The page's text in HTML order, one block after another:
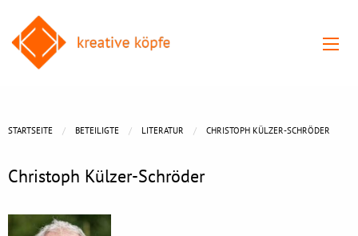
STARTSEITE BETEILIGTE LITERATUR CHRISTOPH KÜLZER-SCHRÖDER
Christoph Külzer-Schröder